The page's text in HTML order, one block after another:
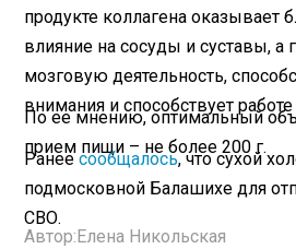
продукте коллагена оказывает
влияние на сосуды и суставы, а
мозговую деятельность,
внимания и способствует
По ее мнению, оптимальный
прием пищи – не более 200 г.
Ранеесообщалось, что сухой
подмосковной Балашихе для
СВО.
Автор:Елена Никольская